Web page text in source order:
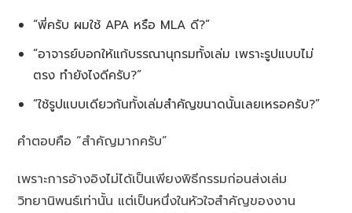
“พี่ครับ ผมใช้ APA หรือ MLA ดี?”
“อาจารย์บอกให้แก้บรรณานุกรมทั้งเล่ม เพราะรูปแบบไม่
ตรง ทำยังไงดีครับ?”
“ใช้รูปแบบเดียวกันทั้งเล่มสำคัญขนาดนั้นเลยเหรอครับ?”
คำตอบคือ “สำคัญมากครับ”
เพราะการอ้างอิงไม่ได้เป็นเพียงพิธีกรรมก่อนส่งเล่ม
วิทยานิพนธ์เท่านั้น แต่เป็นหนึ่งในหัวใจสำคัญของงาน